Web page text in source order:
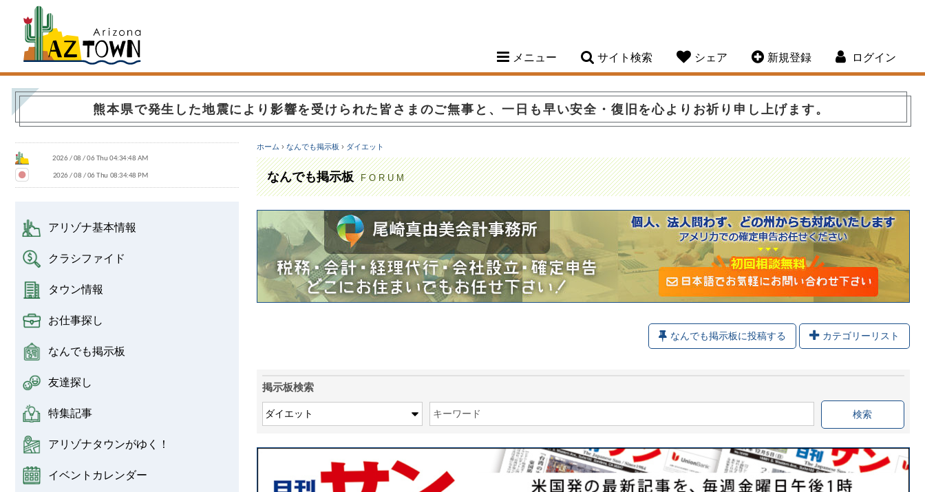
メニュー サイト検索 シェア 新規登録 ログイン
熊本県で発生した地震により影響を受けられた皆さまのご無事と、一日も早い安全・復旧を心よりお祈り申し上げます。
アリゾナ基本情報
クラシファイド
タウン情報
お仕事探し
なんでも掲示板
友達探し
特集記事
アリゾナタウンがゆく！
イベントカレンダー
ホーム › なんでも掲示板 › ダイエット
なんでも掲示板 FORUM
なんでも掲示板に投稿する カテゴリーリスト
掲示板検索
キーワード